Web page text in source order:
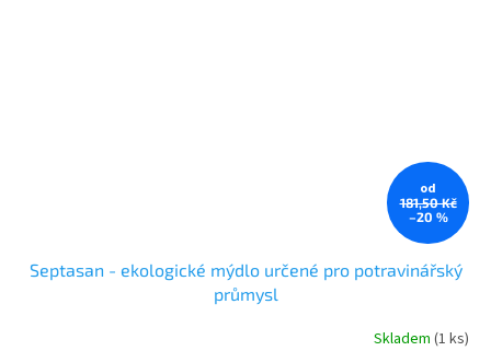
od
181,50 Kč
–20 %
Septasan - ekologické mýdlo určené pro potravinářský
průmysl
Skladem(1 ks)